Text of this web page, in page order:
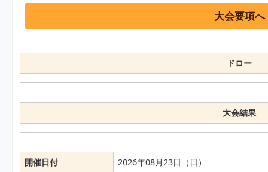
大会要項へ
ドロー
大会結果
開催日付 2026年08月23日（日）